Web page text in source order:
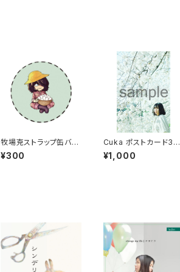
牧場克ストラップ缶バッ
ジ
¥300
Cuka ポストカード3枚
セット
¥1,000